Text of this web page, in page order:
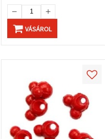
VÁSÁROL